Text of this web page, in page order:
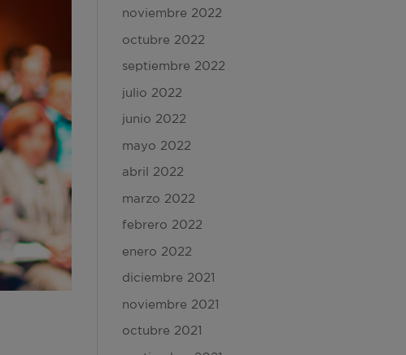
noviembre 2022
octubre 2022
septiembre 2022
julio 2022
junio 2022
mayo 2022
abril 2022
marzo 2022
febrero 2022
enero 2022
diciembre 2021
noviembre 2021
octubre 2021